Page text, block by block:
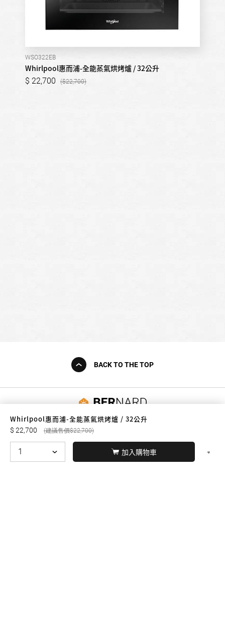
Whirlpool惠而浦-全能蒸氣烘烤爐 / 32公升
22,700 22,700
加入購物車
WSO322EB
Whirlpool惠而浦-全能蒸氣烘烤爐 / 32公升
22,700 22,700
BACK TO THE TOP
友誠購物
© BERNARD 2021 WEBDESIGN